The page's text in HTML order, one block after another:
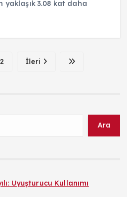
yaklaşık 3.08 kat daha
2 İleri
Ara
Uyuşturucu Kullanımı